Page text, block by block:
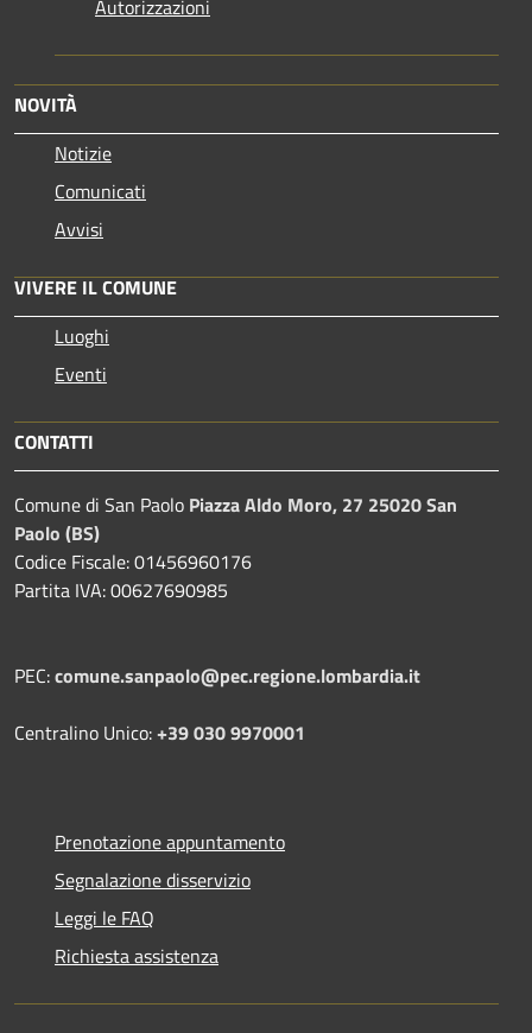
Autorizzazioni
NOVITÀ
Notizie
Comunicati
Avvisi
VIVERE IL COMUNE
Luoghi
Eventi
CONTATTI
Comune di San Paolo Piazza Aldo Moro, 27 25020 San
Paolo (BS)
Codice Fiscale: 01456960176
Partita IVA: 00627690985
PEC:comune.sanpaolo@pec.regione.lombardia.it
Centralino Unico:+39 030 9970001
Prenotazione appuntamento
Segnalazione disservizio
Leggi le FAQ
Richiesta assistenza